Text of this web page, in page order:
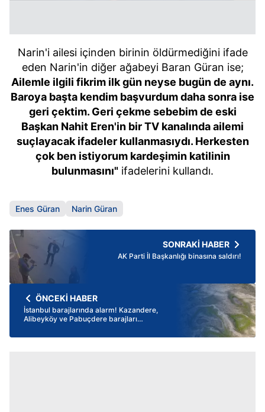
Narin'i ailesi içinden birinin öldürmediğini ifade
eden Narin'in diğer ağabeyi Baran Güran ise;
Ailemle ilgili fikrim ilk gün neyse bugün de aynı.
Baroya başta kendim başvurdum daha sonra ise
geri çektim. Geri çekme sebebim de eski
Başkan Nahit Eren'in bir TV kanalında ailemi
suçlayacak ifadeler kullanmasıydı. Herkesten
çok ben istiyorum kardeşimin katilinin
bulunmasını" ifadelerini kullandı.
Enes Güran Narin Güran
SONRAKİ HABER
AK Parti İl Başkanlığı binasına saldırı!
ÖNCEKİ HABER
İstanbul barajlarında alarm! Kazandere,
Alibeyköy ve Pabuçdere barajları
durum ne?